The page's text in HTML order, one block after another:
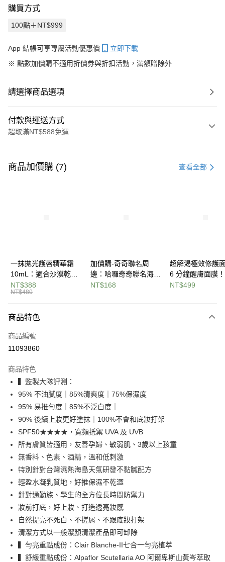
購買方式
100點＋NT$999
App 結帳可享專屬活動優惠價
立即下載
※ 點數加價購不適用折價券與折扣活動，滿額贈除外
請選擇商品選項
付款與運送方式
超取滿NT$588免運
信用卡一次付款
臺灣中小企業銀行
台中商業銀行
匯豐（台灣）商業銀行
華泰商業銀行
聯邦商業銀行
遠東國際商業銀行
元大商業銀行
台灣樂天信用卡公司
悠遊付
Google Pay
全盈+PAY
大哥付你分期
2.付款方式選擇「大哥付你分期」，訂單成立後會自動跳轉到大哥付的交易
流程，驗證手機門號後，選擇欲分期的期數、繳款截止日，確認付款後即完
成交易。
3.實際核准額度、可分期數及費用金額請依後續交易確認頁面所載為準。
4.訂單成立30分鐘內，如未前往確認交易或遇審核未通過，訂單將自動取
消。如遇「轉專審核」未通過狀況，表示未達大哥付你分期系統評分，恕無
【繳款方式說明】
1.分期款項不併入電信帳單，「大哥付你分期」於每月結算日後寄送繳費提
醒簡訊。
帳／街口支付／iPASS MONEY」等通路繳費。
【注意事項】
1.本服務係由「台灣大哥大股份有限公司」（以下簡稱本公司）所提供，讓
用戶於交易時，得透過本服務購買商品或服務，並由商店將買賣／分期付款
買賣價金債權讓與本公司後，依約使用本公司帳單繳交帳款。
資料（包含姓名、電話或地址）提供予台灣大哥大進項蒐集、處理及利用，
由本公司與您本人進行分期帳單所需資料之確認、核對及更正。
3.完整用戶服務條款，請詳閱以下連結：https://oppay.tw/userRule
運送方式
全家取貨付款
每筆NT$80，滿NT$588(含以上)免運費
付款後全家取貨
每筆NT$80，滿NT$588(含以上)免運費
萊爾富取貨付款
每筆NT$80，滿NT$888(含以上)免運費
付款後萊爾富取貨
每筆NT$80，滿NT$888(含以上)免運費
7-11取貨付款
每筆NT$80，滿NT$888(含以上)免運費
商品加價購 (7) 查看全部
一抹拋光護唇精華霜
10mL：適合沙漠乾荒
唇，雲朵系輕盈質地不
黏膩，薄薄一層就能還
NT$388
NT$480
加價購-奇奇聯名周
邊：哈囉奇奇聯名海洋
水晶貼
NT$168
超解渴極效修護
6 分鐘醒膚面膜
燕麥精粹多醣體
NT$499
商品特色
商品編號
11093860
商品特色
▍監製大隊評測：
95% 不油膩度｜85%清爽度｜75%保濕度
95% 易推勻度｜85%不泛白度｜
90% 後續上妝更好塗抹｜100%不會和底妝打架
SPF50★★★★，寬頻抵禦 UVA 及 UVB
所有膚質皆適用，友善孕婦、敏弱肌、3歲以上孩童
無香料、色素、酒精，溫和低刺激
特別針對台灣濕熱海島天氣研發不黏膩配方
輕盈水凝乳質地，好推保濕不乾澀
針對通勤族、學生的全方位長時間防禦力
妝前打底，好上妝、打造透亮妝感
自然提亮不死白、不搓屑、不跟底妝打架
清潔方式以一般潔顏清潔產品即可卸除
▍勻亮重點成份：Clair Blanche-II七合一勻亮植萃
▍舒緩重點成份：Alpaflor Scutellaria AO 阿爾卑斯山黃岑萃取